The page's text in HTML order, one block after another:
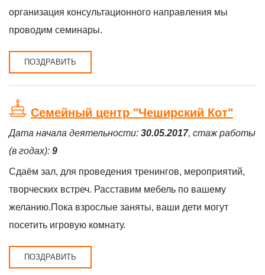
организация консультационного направления мы
проводим семинары.
ПОЗДРАВИТЬ
Семейный центр "Чеширский Кот"
Дата начала деятельности: 30.05.2017, стаж работы
(в годах): 9
Сдаём зал, для проведения тренингов, мероприятий,
творческих встреч. Расставим мебель по вашему
желанию.Пока взрослые заняты, ваши дети могут
посетить игровую комнату.
ПОЗДРАВИТЬ